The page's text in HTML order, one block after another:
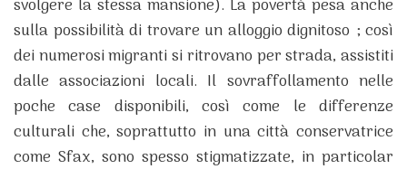
svolgere la stessa mansione). La povertà pesa anche
sulla possibilità di trovare un alloggio dignitoso ; così
dei numerosi migranti si ritrovano per strada, assistiti
dalle associazioni locali. Il sovraffollamento nelle
poche case disponibili, così come le differenze
culturali che, soprattutto in una città conservatrice
come Sfax, sono spesso stigmatizzate, in particolar